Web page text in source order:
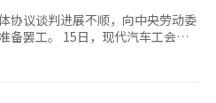
协议谈判进展不顺，向中央劳动委
代汽车工会向
解申请。若中劳委判断双方立场